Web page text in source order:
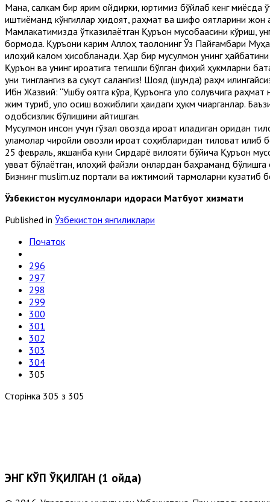
Мана, салкам бир ярим ойдирки, юртимиз бўйлаб кенг миқёсда
иштиёқманд кўнгиллар ҳидоят, раҳмат ва шифо оятларини жон
Мамлакатимизда ўтказилаётган Қуръон мусобақасини
бормоқда. Қуръони карим Аллоҳ таолонинг Ўз Пайғамбари
илоҳий калом ҳисобланади. Ҳар бир мусулмон унинг
Қуръон ва унинг қироатига тегишли бўлган фиқҳий ҳукмларни
уни тинглангиз ва сукут сақлангиз! Шояд (шунда) раҳм
Ибн Жазвий: “Ушбу оятга кўра, Қуръонга қулоқ солувчига
жим туриб, қулоқ осиш вожиблиги ҳақидаги ҳукм чиқарганлар.
одобсизлик бўлишини айтишган.
Мусулмон инсон учун гўзал овозда қироат қиладиган қоридан
уламолар чиройли овозли қироат соҳибларидан тиловат
25 февраль, якшанба куни Сирдарё вилояти бўйича Қуръон
қувват бўлаётган, илоҳий файзли онлардан баҳраманд бўлишга
Бизнинг muslim.uz портали ва ижтимоий тармоқларни кузатиб
Ўзбекистон мусулмонлари идораси Матбуот хизмати
Published in Ўзбекистон янгиликлари
Початок
296
297
298
299
300
301
302
303
304
305
Сторінка 305 з 305
ЭНГ КЎП ЎҚИЛГАН (1 ойда)